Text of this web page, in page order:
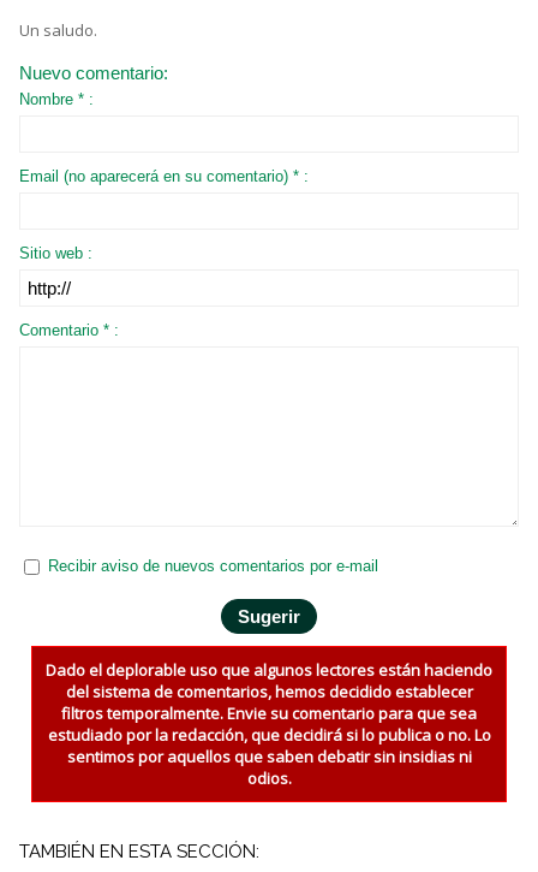
Un saludo.
Nuevo comentario:
Nombre * :
Email (no aparecerá en su comentario) * :
Sitio web :
Comentario * :
Recibir aviso de nuevos comentarios por e-mail
Dado el deplorable uso que algunos lectores están haciendo
del sistema de comentarios, hemos decidido establecer
filtros temporalmente. Envie su comentario para que sea
estudiado por la redacción, que decidirá si lo publica o no. Lo
sentimos por aquellos que saben debatir sin insidias ni
odios.
TAMBIÉN EN ESTA SECCIÓN: